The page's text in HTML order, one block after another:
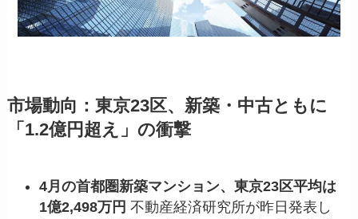
市場動向：東京23区、新築・中古ともに
「1.2億円超え」の衝撃
4月の首都圏新築マンション、東京23区平均は
1億2,498万円 不動産経済研究所が昨日発表し